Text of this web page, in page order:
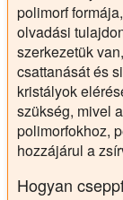
polimorf
olvadási
szerkezetük
csattanását és
kristályok
szükség, mivel
polimorfokhoz,
hozzájárul a
Hogyan